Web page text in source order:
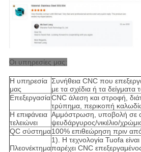
Οι υπηρεσίες μας:
Η υπηρεσία
μας
Συνήθεια CNC που
με τα σχέδια ή τα
ΕπεξεργασίαCNC άλεση και στροφή,
τρύπημα, περικοπή
Η επιφάνεια
τελειώνει
Αμμόστρωση, υποβολή σε
ψευδάργυρος/νικέλιο/
QC σύστημα100% επιθεώρηση πριν
Πλεονέκτημα
1). Η τεχνολογία Tuofa
παρέχει CNC